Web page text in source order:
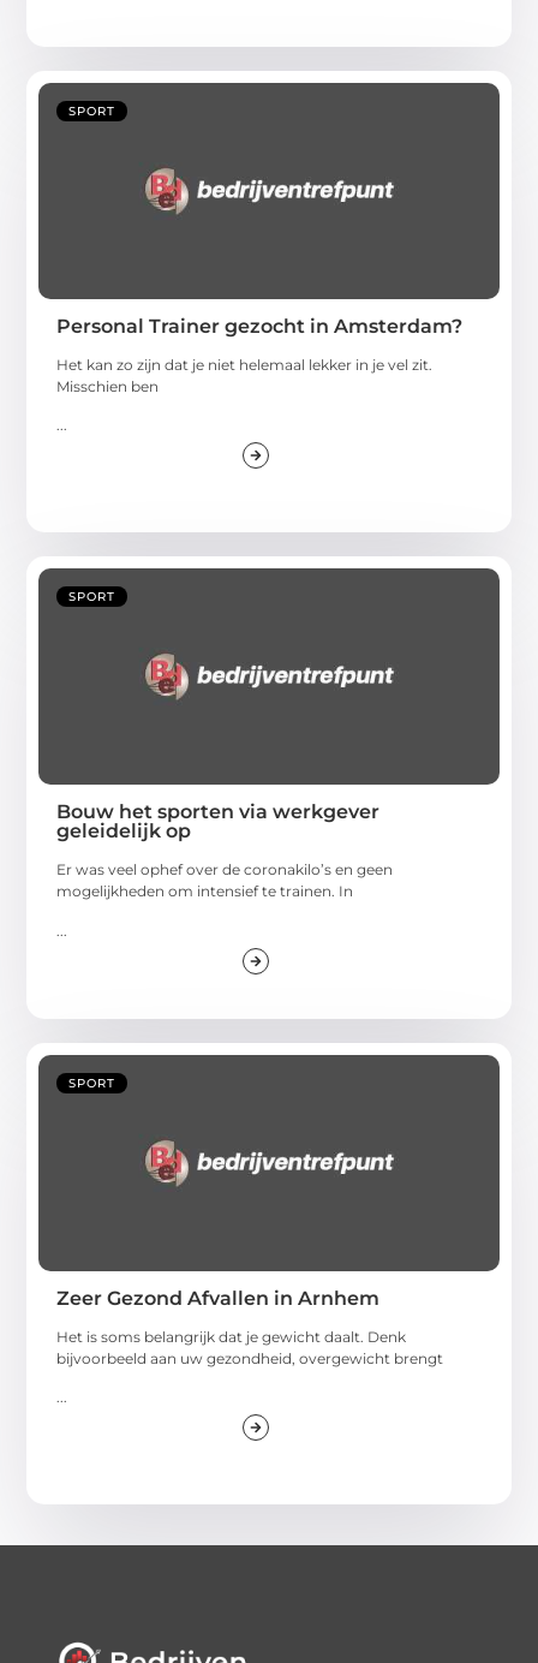
SPORT
Personal Trainer gezocht in Amsterdam?
Het kan zo zijn dat je niet helemaal lekker in je vel zit.
Misschien ben
...
SPORT
Bouw het sporten via werkgever
geleidelijk op
Er was veel ophef over de coronakilo’s en geen
mogelijkheden om intensief te trainen. In
SPORT
Zeer Gezond Afvallen in Arnhem
Het is soms belangrijk dat je gewicht daalt. Denk
bijvoorbeeld aan uw gezondheid, overgewicht brengt